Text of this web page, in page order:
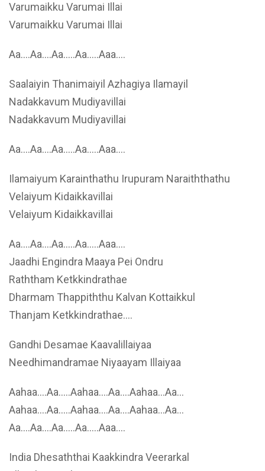
Varumaikku Varumai Illai
Varumaikku Varumai Illai
Aa….Aa….Aa…..Aa…..Aaa….
Saalaiyin Thanimaiyil Azhagiya Ilamayil
Nadakkavum Mudiyavillai
Nadakkavum Mudiyavillai
Aa….Aa….Aa…..Aa…..Aaa….
Ilamaiyum Karainthathu Irupuram Naraiththathu
Velaiyum Kidaikkavillai
Velaiyum Kidaikkavillai
Aa….Aa….Aa…..Aa…..Aaa….
Jaadhi Engindra Maaya Pei Ondru
Raththam Ketkkindrathae
Dharmam Thappiththu Kalvan Kottaikkul
Thanjam Ketkkindrathae….
Gandhi Desamae Kaavalillaiyaa
Needhimandramae Niyaayam Illaiyaa
Aahaa….Aa…..Aahaa….Aa….Aahaa…Aa…
Aahaa….Aa…..Aahaa….Aa….Aahaa…Aa…
Aa….Aa….Aa…..Aa…..Aaa….
India Dhesaththai Kaakkindra Veerarkal